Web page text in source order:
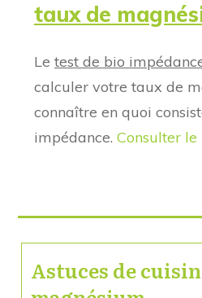
taux de
Le test de bio
calculer votre taux de
connaître en quoi
impédance. Consulter le
Astuces de